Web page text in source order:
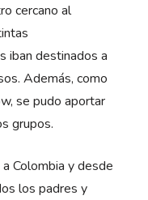
cercano al
iban destinados a
Además, como
se pudo aportar
grupos.
Colombia y desde
los padres y